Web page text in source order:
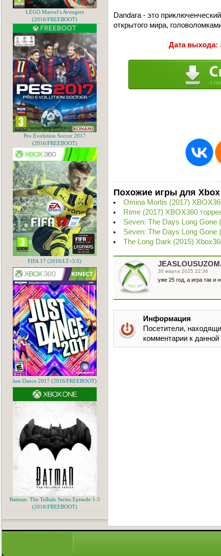
Dandara - это
открытого мира,
Дата выхода:
Похожие игры для Xbox
Omina Mortis (2017)
Rime (2017) XBOX360
Seven: The Days Long Gone
Seven: The Days Long Gone
The Long Dark (2015)
30 марта 2025 22:36
уже 25 год, а игра так и
Информация
Посетители,
комментарии к
LEGO Marvel’s Avengers
(2016/FREEBOOT)
Pro Evolution Soccer 2017
(2016/FREEBOOT)
FIFA 17 (2016/LT+3.0)
Just Dance 2017 (2016/FREEBOOT)
Batman: The Telltale Series Episode 1-5
(2016/FREEBOOT)